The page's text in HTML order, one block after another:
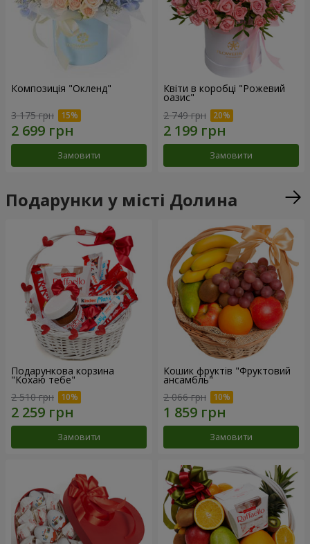
Композиція "Окленд"
3 175 грн
Замовити
Квіти в коробці "Рожевий
оазис"
2 749 грн
Замовити
Подарунки у місті Долина
Подарункова корзина
"Кохаю тебе"
2 510 грн
Замовити
Кошик фруктів "Фруктовий
ансамбль"
2 066 грн
Замовити